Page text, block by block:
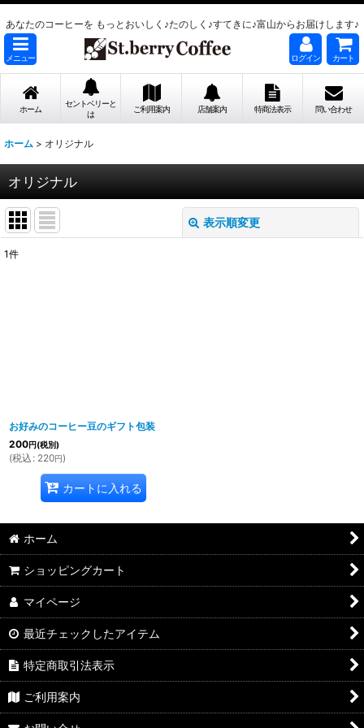
あなたのコーヒーを もっとおいしく♪たのしく♪すてきに♪富山からお届けします♪
メニュー ログイン カート
ホーム
セントベリーと
は
ご利用案内 店舗案内 特商法表示 問い合わせ
ホーム > オリジナル
オリジナル
表示順変更
1件
お好みのコーヒー豆のギフト包装
200円(税別)
(税込 : 220円)
カートに入れる
ホーム
ショッピングカート
マイページ
最近チェックしたアイテム
特定商取引法表示
ご利用案内